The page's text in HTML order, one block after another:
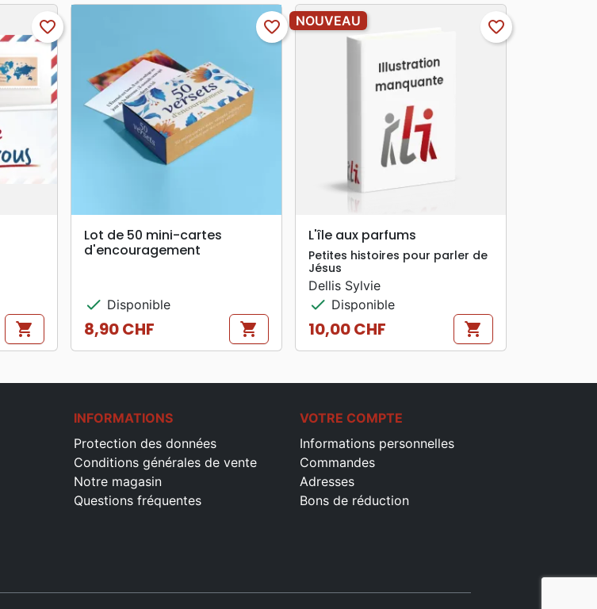
favorite_border
shopping_cart
search APERÇU RAPIDE
favorite_border
Lot de 50 mini-cartes
d'encouragement
check Disponible
Prix
8,90 CHF shopping_cart
APERÇU RAPIDE
NOUVEAU favorite_border
L'île aux parfums
Petites histoires pour parler de
Jésus
Dellis Sylvie
check Disponible
Prix
10,00 CHF shopping_cart
INFORMATIONS
Protection des données
Conditions générales de vente
Notre magasin
Questions fréquentes
VOTRE COMPTE
Informations personnelles
Commandes
Adresses
Bons de réduction